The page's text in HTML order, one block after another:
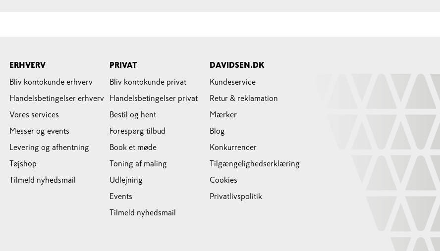
ERHVERV
Bliv kontokunde erhverv
Handelsbetingelser erhverv
Vores services
Messer og events
Levering og afhentning
Tøjshop
Tilmeld nyhedsmail
PRIVAT
Bliv kontokunde privat
Handelsbetingelser privat
Bestil og hent
Forespørg tilbud
Book et møde
Toning af maling
Udlejning
Events
Tilmeld nyhedsmail
DAVIDSEN.DK
Kundeservice
Retur & reklamation
Mærker
Blog
Konkurrencer
Tilgængelighedserklæring
Cookies
Privatlivspolitik